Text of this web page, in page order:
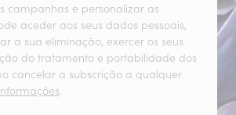
campanhas e personalizar as
aceder aos seus dados pessoais,
a sua eliminação, exercer os seus
do tratamento e portabilidade dos
cancelar a subscrição a qualquer
.